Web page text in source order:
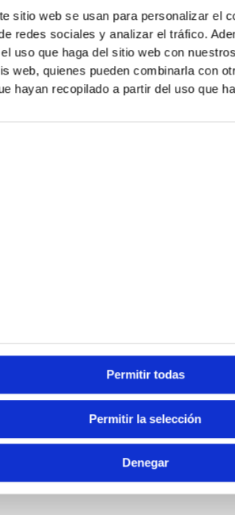
sitio web se usan para personalizar el
redes sociales y analizar el tráfico.
uso que haga del sitio web con
web, quienes pueden combinarla con
hayan recopilado a partir del uso que
Permitir todas
Permitir la selección
Denegar